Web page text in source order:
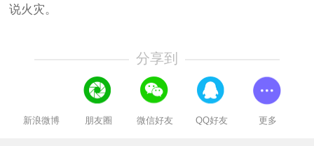
说火灾。
分享到
新浪微博 朋友圈 微信好友 QQ好友 更多